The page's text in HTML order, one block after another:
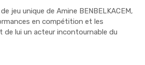
jeu unique de Amine BENBELKACEM,
en compétition et les
lui un acteur incontournable du